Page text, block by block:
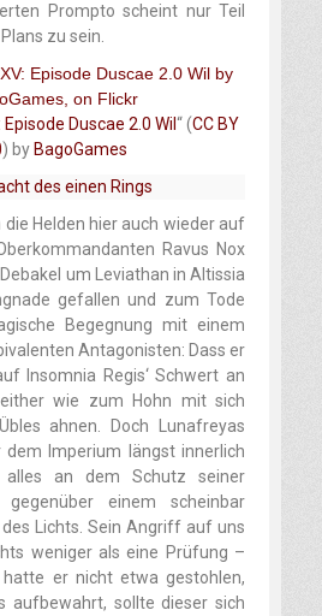
Prompto scheint nur Teil
zu sein.
Duscae 2.0 Wil “ (CC BY
) by BagoGames
des einen Rings
Helden hier auch wieder auf
Ravus Nox
um Leviathan in Altissia
gefallen und zum Tode
Begegnung mit einem
Antagonisten: Dass er
Insomnia Regis‘ Schwert an
wie zum Hohn mit sich
ahnen. Doch Lunafreyas
dem Imperium längst innerlich
an dem Schutz seiner
gegenüber einem scheinbar
Lichts. Sein Angriff auf uns
weniger als eine Prüfung –
er nicht etwa gestohlen,
aufbewahrt, sollte dieser sich